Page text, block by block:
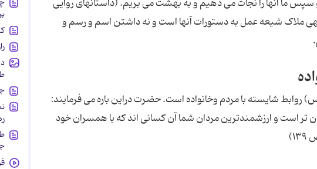
ما آنها را نجات می دهیم و به بهشت می بریم. (داستانهای روایی
الهی ملاک شیعه عمل به دستورات آنها است و نه داشتن اسم و رسم و
شایسته با مردم وخانواده است. حضرت دراین باره می فرمایند:
تر است و ارزشمندترین مردان شما آن کسانی اند که با همسران خود
کن ۲۰۲۵؛